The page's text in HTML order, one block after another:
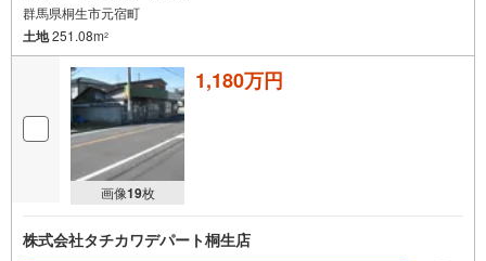
群馬県桐生市元宿町
土地251.08m2
画像19枚
1,180万円
株式会社タチカワデパート桐生店